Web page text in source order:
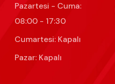
Pazartesi - Cuma:
08:00 - 17:30
Cumartesi: Kapalı
Pazar: Kapalı